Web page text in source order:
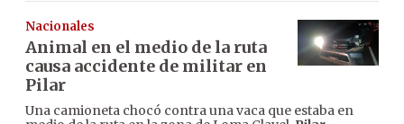
Nacionales
Animal en el medio de la ruta
causa accidente de militar en
Pilar
Una camioneta chocó contra una vaca que estaba en